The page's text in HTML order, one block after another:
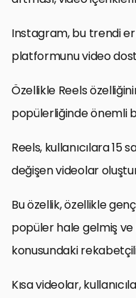
Instagram, bu trendi
platformunu video
Özellikle Reels
popülerliğinde önemli
Reels, kullanıcılara 15
değişen videolar
Bu özellik, özellikle
popüler hale gelmiş ve
konusundaki
Kısa videolar,